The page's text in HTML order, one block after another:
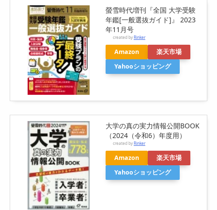
螢雪時代増刊『全国 大学受験
年鑑[一般選抜ガイド]』 2023
年11月号
created byRinker
Amazon
楽天市場
Yahooショッピング
大学の真の実力情報公開BOOK
（2024（令和6）年度用）
created byRinker
Amazon
楽天市場
Yahooショッピング